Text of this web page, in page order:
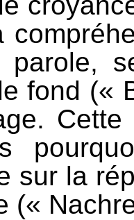
fond («
sur la
(«